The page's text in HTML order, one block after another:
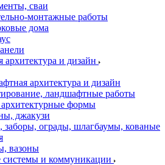
сваи
монтажные работы
дома
и дизайн
архитектура и дизайн
ландшафтные работы
формы
джакузи
заборы, ограды, шлагбаумы, кованые
вазоны
и коммуникации